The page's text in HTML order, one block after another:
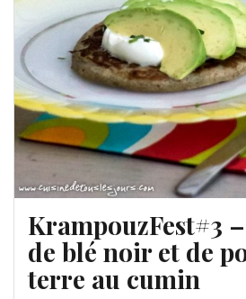
KrampouzFest#3
de blé noir et de
terre au cumin